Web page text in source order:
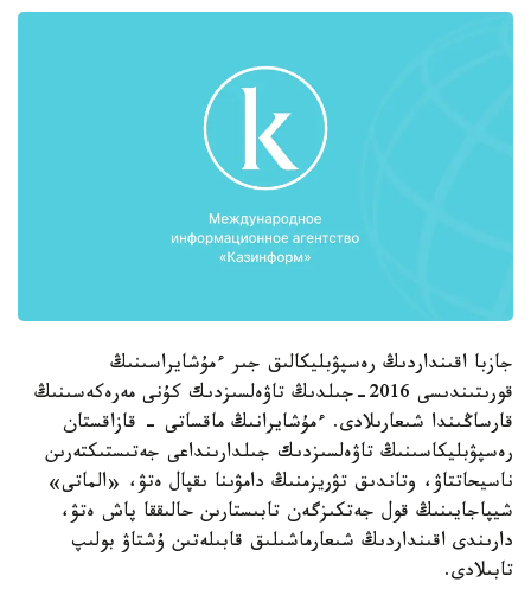
جازبا اقىنداردىڭ رەسپۋبليكالىق جىر ءمۇشايراسىنىڭ
قورىتىندىسى 2016-جىلدىڭ تاۋەلسىزدىك كۇنى مەرەكەسىنىڭ
قارساڭىندا شىعارىلادى. ءمۇشايرانىڭ ماقساتى - قازاقستان
رەسپۋبليكاسىنىڭ تاۋەلسىزدىك جىلدارىنداعى جەتىستىكتەرىن
ناسيحاتتاۋ، وتاندىق تۋريزمنىڭ دامۋىنا ىقپال ەتۋ، «الماتى»
شيپاجايىنىڭ قول جەتكىزگەن تابىستارىن حالىققا پاش ەتۋ،
دارىندى اقىنداردىڭ شىعارماشىلىق قابىلەتىن ۇشتاۋ بولىپ
تابىلادى.